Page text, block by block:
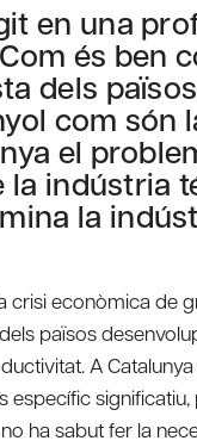
en una
és ben
dels
com
el
la indústria
la
crisi econòmica de
països
A
específic
ha sabut fer la